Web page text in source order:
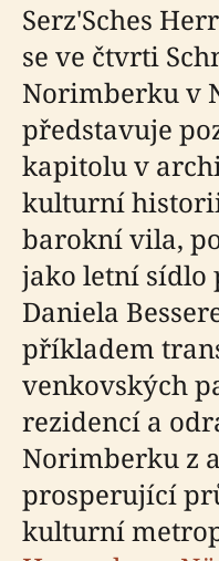
Serz'Sches
se ve čtvrti
Norimberku v
představuje
kapitolu v
kulturní
barokní vila,
jako letní sídlo
Daniela
příkladem
venkovských
rezidencí a
Norimberku z
prosperující
kulturní